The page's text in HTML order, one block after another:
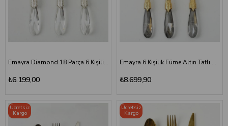
Emayra Diamond 18 Parça 6 Kişilik Gümüş Tatlı Seti
₺6.199,00
Emayra 6 Kişilik Füme Altın Tatlı Çatal Kaşık Bıçak Seti
₺8.699,90
Ücretsiz
Kargo
Ücretsiz
Kargo